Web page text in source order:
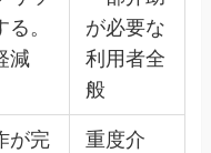
。
減
が必要な
利用者全
般
が完
重度介